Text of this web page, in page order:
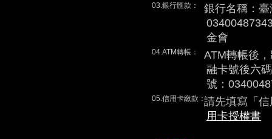
03.銀行匯款：
銀行名稱：
金會
04.ATM轉帳：
ATM轉帳後
融卡號後六
號：
05.信用卡繳款：請先填寫「
用卡授權書